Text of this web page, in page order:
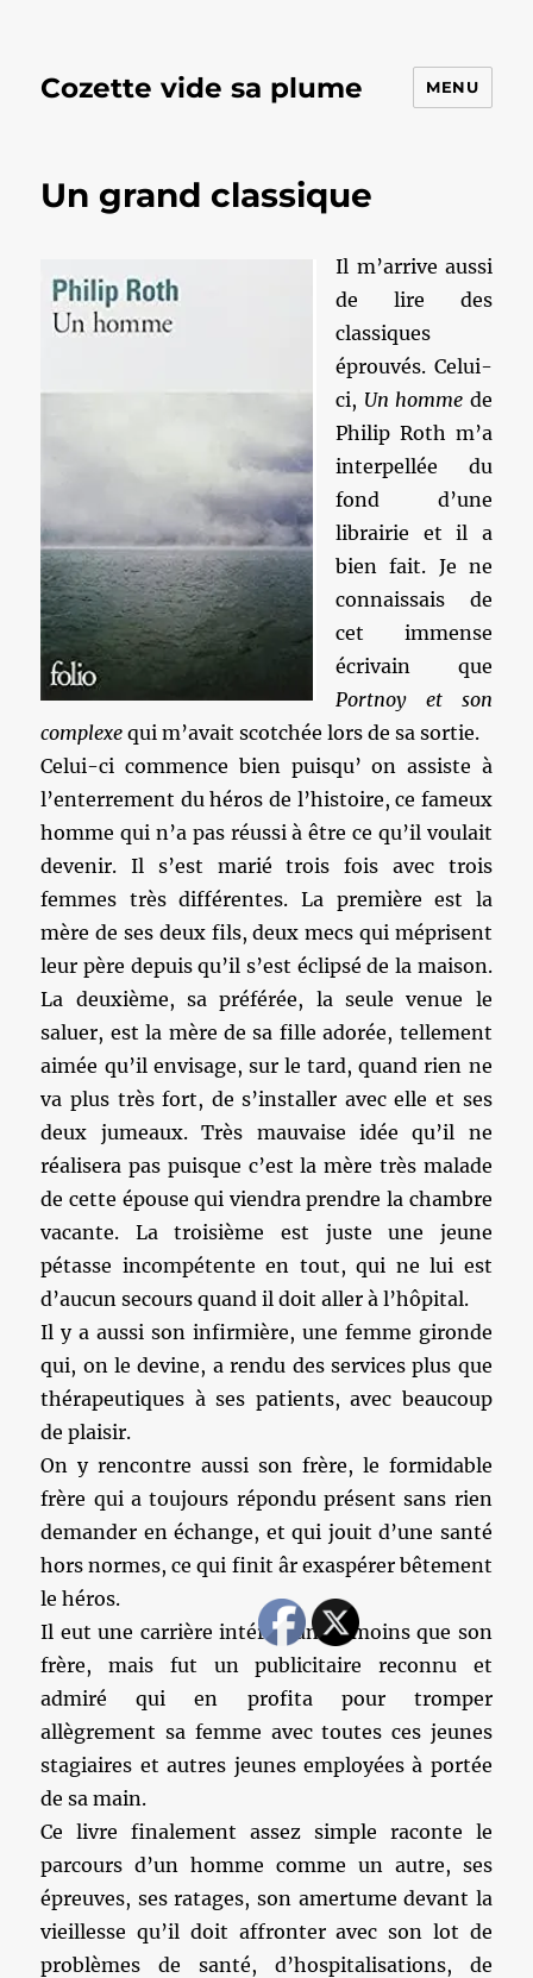
Cozette vide sa plume MENU
Un grand classique
Il m’arrive aussi
de lire des
classiques
éprouvés. Celui-
ci, Un homme de
Philip Roth m’a
interpellée du
fond d’une
librairie et il a
bien fait. Je ne
connaissais de
cet immense
écrivain que
Portnoy et son
complexe qui m’avait scotchée lors de sa sortie.
Celui-ci commence bien puisqu’ on assiste à
l’enterrement du héros de l’histoire, ce fameux
homme qui n’a pas réussi à être ce qu’il voulait
devenir. Il s’est marié trois fois avec trois
femmes très différentes. La première est la
mère de ses deux fils, deux mecs qui méprisent
leur père depuis qu’il s’est éclipsé de la maison.
La deuxième, sa préférée, la seule venue le
saluer, est la mère de sa fille adorée, tellement
aimée qu’il envisage, sur le tard, quand rien ne
va plus très fort, de s’installer avec elle et ses
deux jumeaux. Très mauvaise idée qu’il ne
réalisera pas puisque c’est la mère très malade
de cette épouse qui viendra prendre la chambre
vacante. La troisième est juste une jeune
pétasse incompétente en tout, qui ne lui est
d’aucun secours quand il doit aller à l’hôpital.
Il y a aussi son infirmière, une femme gironde
qui, on le devine, a rendu des services plus que
thérapeutiques à ses patients, avec beaucoup
de plaisir.
On y rencontre aussi son frère, le formidable
frère qui a toujours répondu présent sans rien
demander en échange, et qui jouit d’une santé
hors normes, ce qui finit âr exaspérer bêtement
le héros.
Il eut une carrière intéressante, moins que son
frère, mais fut un publicitaire reconnu et
admiré qui en profita pour tromper
allègrement sa femme avec toutes ces jeunes
stagiaires et autres jeunes employées à portée
de sa main.
Ce livre finalement assez simple raconte le
parcours d’un homme comme un autre, ses
épreuves, ses ratages, son amertume devant la
vieillesse qu’il doit affronter avec son lot de
problèmes de santé, d’hospitalisations, de